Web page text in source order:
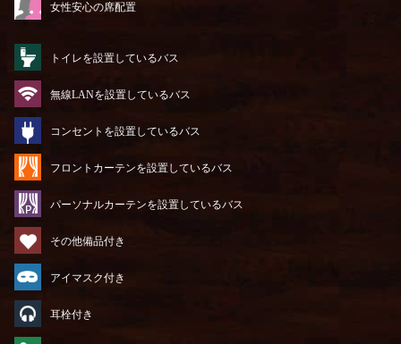
女性安心の席配置
トイレを設置しているバス
無線LANを設置しているバス
コンセントを設置しているバス
フロントカーテンを設置しているバス
パーソナルカーテンを設置しているバス
その他備品付き
アイマスク付き
耳栓付き